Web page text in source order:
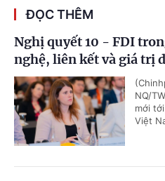
ĐỌC THÊM
Nghị quyết 10 - FDI
nghệ, liên kết và giá trị
NQ/
mới
Việt